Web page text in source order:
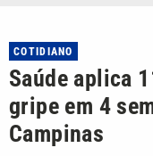
COTIDIANO
Saúde aplica
gripe em 4
Campinas